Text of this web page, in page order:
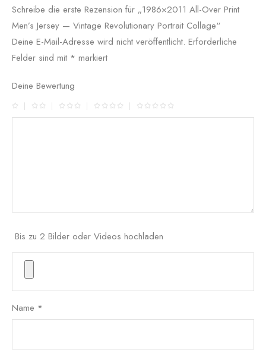
Schreibe die erste Rezension für „1986×2011 All-Over Print
Men’s Jersey — Vintage Revolutionary Portrait Collage“
Deine E-Mail-Adresse wird nicht veröffentlicht. Erforderliche
Felder sind mit * markiert
Deine Bewertung
Bis zu 2 Bilder oder Videos hochladen
Name *